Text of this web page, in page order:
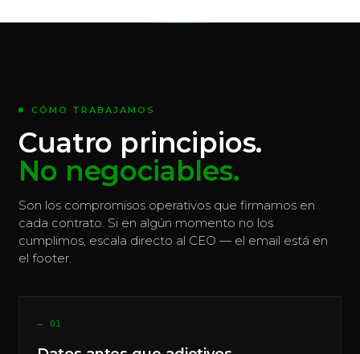
CÓMO TRABAJAMOS
Cuatro principios.
No negociables.
Son los compromisos operativos que firmamos en
cada contrato. Si en algún momento no los
cumplimos, escala directo al CEO — el email está en
el footer.
— 01